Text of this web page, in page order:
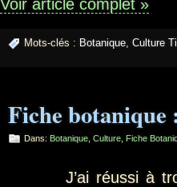
Voir article complet »
Mots-clés : Botanique, Culture
Fiche botanique
Dans: Botanique Culture Fiche
J’ai réussi à